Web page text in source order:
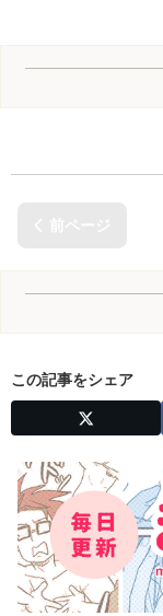
この記事をシェア